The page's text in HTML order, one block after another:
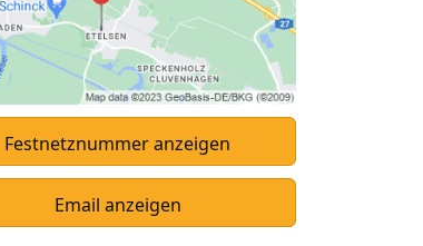
Festnetznummer anzeigen
Email anzeigen